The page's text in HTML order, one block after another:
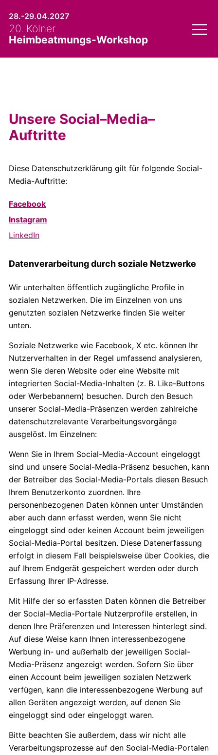
content
28.-29.04.2027
20. Kölner
Heimbeatmungs-Workshop
Unsere Social–Media–
Auftritte
Diese Datenschutzerklärung gilt für folgende Social-
Media-Auftritte:
Facebook
Instagram
LinkedIn
Datenverarbeitung durch soziale Netzwerke
Wir unterhalten öffentlich zugängliche Profile in
sozialen Netzwerken. Die im Einzelnen von uns
genutzten sozialen Netzwerke finden Sie weiter
unten.
Soziale Netzwerke wie Facebook, X etc. können Ihr
Nutzerverhalten in der Regel umfassend analysieren,
wenn Sie deren Website oder eine Website mit
integrierten Social-Media-Inhalten (z. B. Like-Buttons
oder Werbebannern) besuchen. Durch den Besuch
unserer Social-Media-Präsenzen werden zahlreiche
datenschutzrelevante Verarbeitungsvorgänge
ausgelöst. Im Einzelnen:
Wenn Sie in Ihrem Social-Media-Account eingeloggt
sind und unsere Social-Media-Präsenz besuchen, kann
der Betreiber des Social-Media-Portals diesen Besuch
Ihrem Benutzerkonto zuordnen. Ihre
personenbezogenen Daten können unter Umständen
aber auch dann erfasst werden, wenn Sie nicht
eingeloggt sind oder keinen Account beim jeweiligen
Social-Media-Portal besitzen. Diese Datenerfassung
erfolgt in diesem Fall beispielsweise über Cookies, die
auf Ihrem Endgerät gespeichert werden oder durch
Erfassung Ihrer IP-Adresse.
Mit Hilfe der so erfassten Daten können die Betreiber
der Social-Media-Portale Nutzerprofile erstellen, in
denen Ihre Präferenzen und Interessen hinterlegt sind.
Auf diese Weise kann Ihnen interessenbezogene
Werbung in- und außerhalb der jeweiligen Social-
Media-Präsenz angezeigt werden. Sofern Sie über
einen Account beim jeweiligen sozialen Netzwerk
verfügen, kann die interessenbezogene Werbung auf
allen Geräten angezeigt werden, auf denen Sie
eingeloggt sind oder eingeloggt waren.
Bitte beachten Sie außerdem, dass wir nicht alle
Verarbeitungsprozesse auf den Social-Media-Portalen